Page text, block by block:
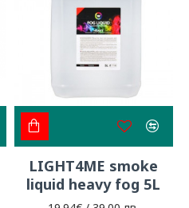
LIGHT4ME smoke
liquid heavy fog 5L